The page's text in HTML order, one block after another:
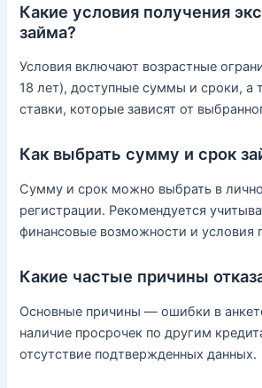
Какие условия получения
займа?
Условия включают возрастные
18 лет), доступные суммы и сроки, а
ставки, которые зависят от
Как выбрать сумму и срок
Сумму и срок можно выбрать в
регистрации. Рекомендуется
финансовые возможности и условия
Какие частые причины
Основные причины — ошибки в
наличие просрочек по другим
отсутствие подтвержденных данных.